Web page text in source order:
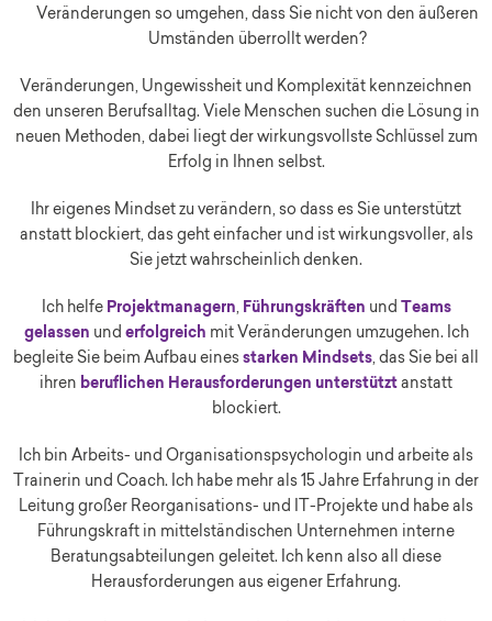
Veränderungen so umgehen, dass Sie nicht von den äußeren
Umständen überrollt werden?
Veränderungen, Ungewissheit und Komplexität kennzeichnen
den unseren Berufsalltag. Viele Menschen suchen die Lösung in
neuen Methoden, dabei liegt der wirkungsvollste Schlüssel zum
Erfolg in Ihnen selbst.
Ihr eigenes Mindset zu verändern, so dass es Sie unterstützt
anstatt blockiert, das geht einfacher und ist wirkungsvoller, als
Sie jetzt wahrscheinlich denken.
Ich helfe Projektmanagern, Führungskräften und Teams
gelassen und erfolgreich mit Veränderungen umzugehen. Ich
begleite Sie beim Aufbau eines starken Mindsets, das Sie bei all
ihren beruflichen Herausforderungen unterstützt anstatt
blockiert.
Ich bin Arbeits- und Organisationspsychologin und arbeite als
Trainerin und Coach. Ich habe mehr als 15 Jahre Erfahrung in der
Leitung großer Reorganisations- und IT-Projekte und habe als
Führungskraft in mittelständischen Unternehmen interne
Beratungsabteilungen geleitet. Ich kenn also all diese
Herausforderungen aus eigener Erfahrung.